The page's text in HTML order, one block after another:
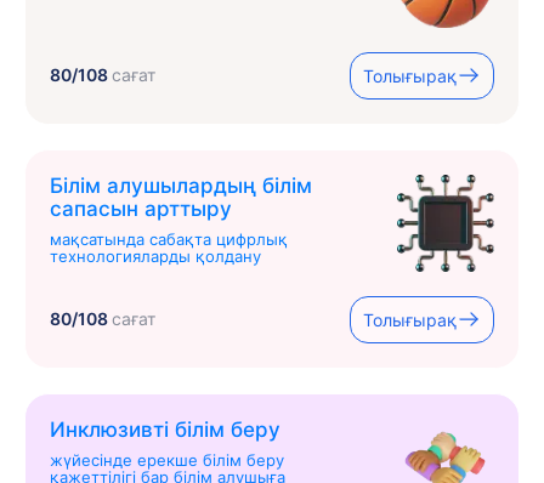
80/108сағат Толығырақ
Білім алушылардың білім
сапасын арттыру
мақсатында сабақта цифрлық
технологияларды қолдану
80/108сағат Толығырақ
Инклюзивті білім беру
жүйесінде ерекше білім беру
қажеттілігі бар білім алушыға